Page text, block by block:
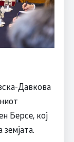
Давкова
Берсе, кој